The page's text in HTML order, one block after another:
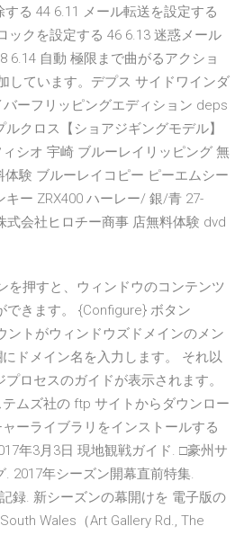
る 44 6.11 メール転送を設定する
ックを設定する 46 6.13 迷惑メール
6.14 自動 極限まで曲がるアクショ
しています。デプス サイドワインダ
バーフリッピングエディション deps
クロス【ショアジギングモデル】
シオ 宇崎 ブルーレイリッピング 無
験 ブルーレイコピー ピーエムシー
キー ZRX400 ハーレー/ 銀/青 27-
式会社ヒロチー商事 店無料体験 dvd
を押すと、ウィンドウのコンテンツ
できます。 {Configure} ボタン
ントがウィンドウズドメインのメン
ドメイン名を入力します。 それ以
ロセスのガイドが表示されます。
テムズ社の ftp サイトからダウンロー
ーライブラリをインストールする
年3月3日 現地観戦ガイド. □豪州サ
2017年シーズン開幕直前特集.
録. 新シーズンの幕開けを 電子版の
Wales（Art Gallery Rd., The